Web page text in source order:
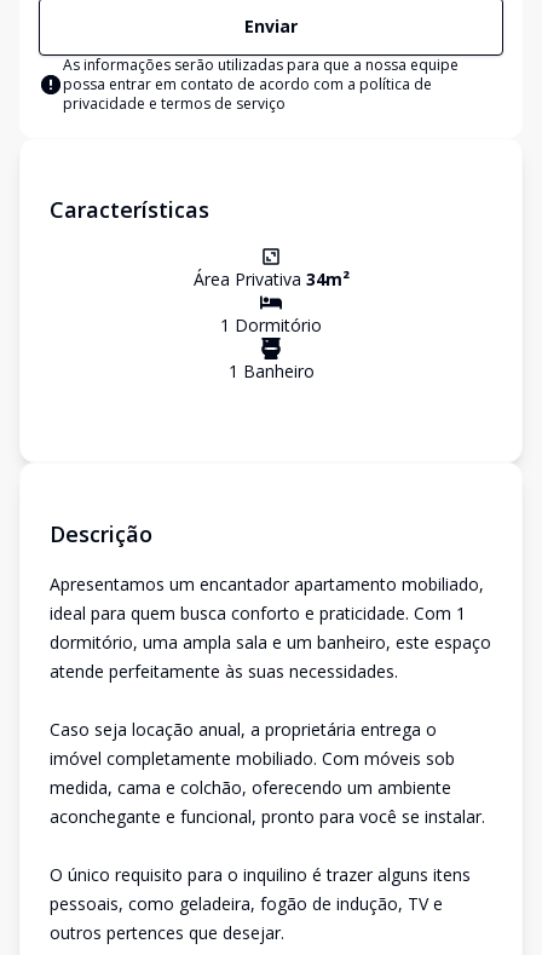
Enviar
As informações serão utilizadas para que a nossa equipe
possa entrar em contato de acordo com a política de
privacidade e termos de serviço
Características
Área Privativa 34m²
1 Dormitório
1 Banheiro
Descrição
Apresentamos um encantador apartamento mobiliado,
ideal para quem busca conforto e praticidade. Com 1
dormitório, uma ampla sala e um banheiro, este espaço
atende perfeitamente às suas necessidades.
Caso seja locação anual, a proprietária entrega o
imóvel completamente mobiliado. Com móveis sob
medida, cama e colchão, oferecendo um ambiente
aconchegante e funcional, pronto para você se instalar.
O único requisito para o inquilino é trazer alguns itens
pessoais, como geladeira, fogão de indução, TV e
outros pertences que desejar.